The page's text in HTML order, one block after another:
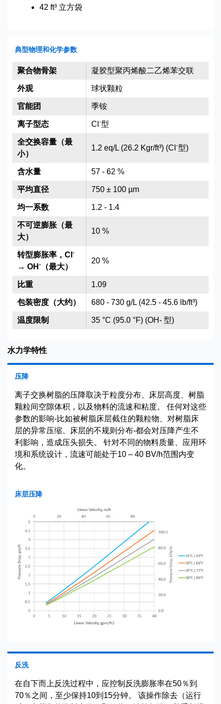
42 ft³ 立方袋
典型物理和化学参数
凝胶型聚丙烯酸二乙烯苯交联
球状颗粒
季铵
Cl -型
1.2 eq/L (26.2 Kgr/ft³) (Cl -型)
57 - 62 %
750 ± 100 µm
1.2 - 1.4
10 %
20 %
1.09
680 - 730 g/L (42.5 - 45.6 lb/ft³)
35 °C (95.0 °F) (OH- 型)
聚合物骨架
外观
官能团
离子型态
全交换容量（最
小）
含水量
平均直径
均一系数
不可逆膨胀（最
大）
转型膨胀率，Cl -
→ OH - （最大）
比重
包装密度（大约）
温度限制
水力学特性
压降
离子交换树脂的压降取决于粒度分布、床层高度、树脂
颗粒间空隙体积，以及物料的流速和粘度。 任何对这些
参数的影响-比如被树脂床层截住的颗粒物、对树脂床
层的异常压缩、床层的不规则分布-都会对压降产生不
利影响，造成压头损失。 针对不同的物料质量、应用环
境和系统设计，流速可能处于10 – 40 BV/h范围内变
化。
床层压降
反洗
在自下而上反洗过程中，应控制反洗膨胀率在50％到
70％之间，至少保持10到15分钟。 该操作除去（运行